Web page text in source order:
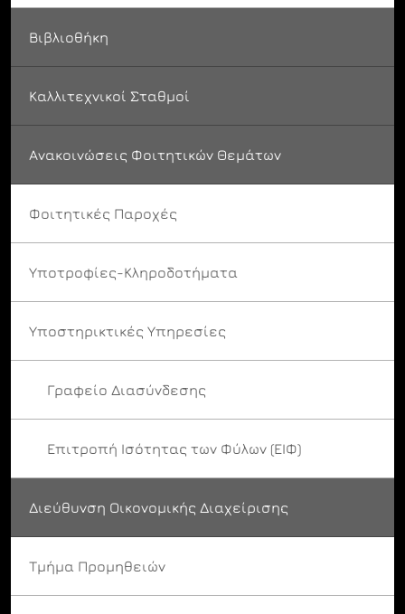
Βιβλιοθήκη
Καλλιτεχνικοί Σταθμοί
Ανακοινώσεις Φοιτητικών Θεμάτων
Φοιτητικές Παροχές
Υποτροφίες-Κληροδοτήματα
Υποστηρικτικές Υπηρεσίες
Γραφείο Διασύνδεσης
Επιτροπή Ισότητας των Φύλων (ΕΙΦ)
Διεύθυνση Οικονομικής Διαχείρισης
Τμήμα Προμηθειών